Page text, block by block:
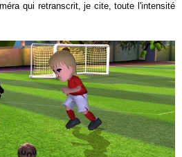
qui retranscrit, je cite, toute l'intensité